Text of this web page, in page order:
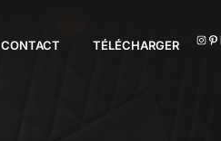
CONTACT TÉLÉCHARGER